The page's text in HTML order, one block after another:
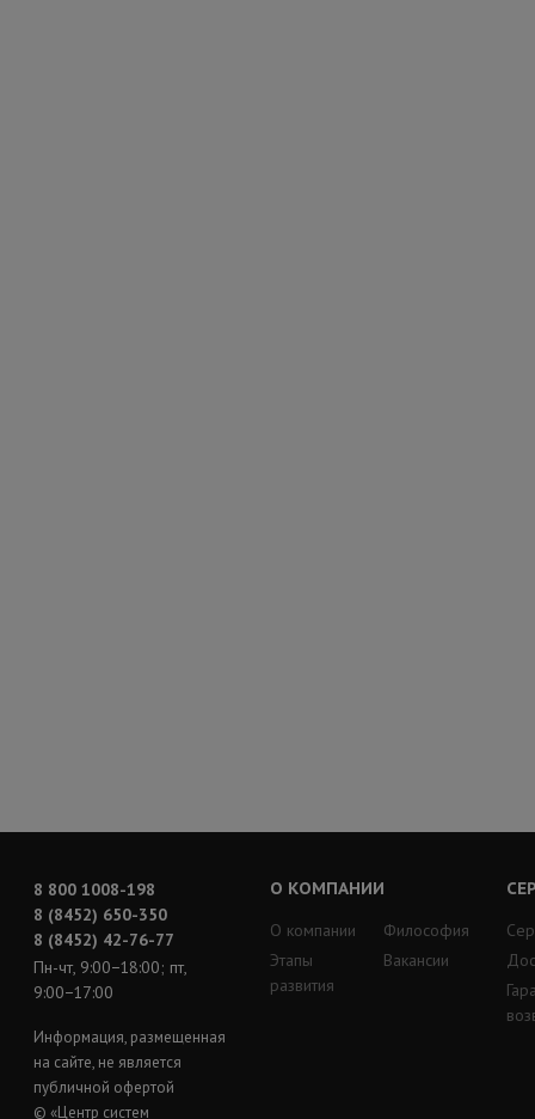
8 800 1008-198
8 (8452) 650-350
8 (8452) 42-76-77
Пн-чт, 9:00−18:00; пт,
9:00−17:00
Информация, размещенная
на сайте, не является
публичной офертой
© «Центр систем
О КОМПАНИИ
О компании
Этапы
развития
Философия
Вакансии